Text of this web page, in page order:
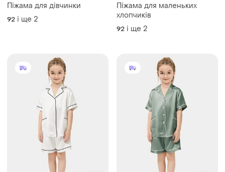
Піжама для дівчинки
92 і ще 2
Піжама для маленьких
хлопчиків
92 і ще 2